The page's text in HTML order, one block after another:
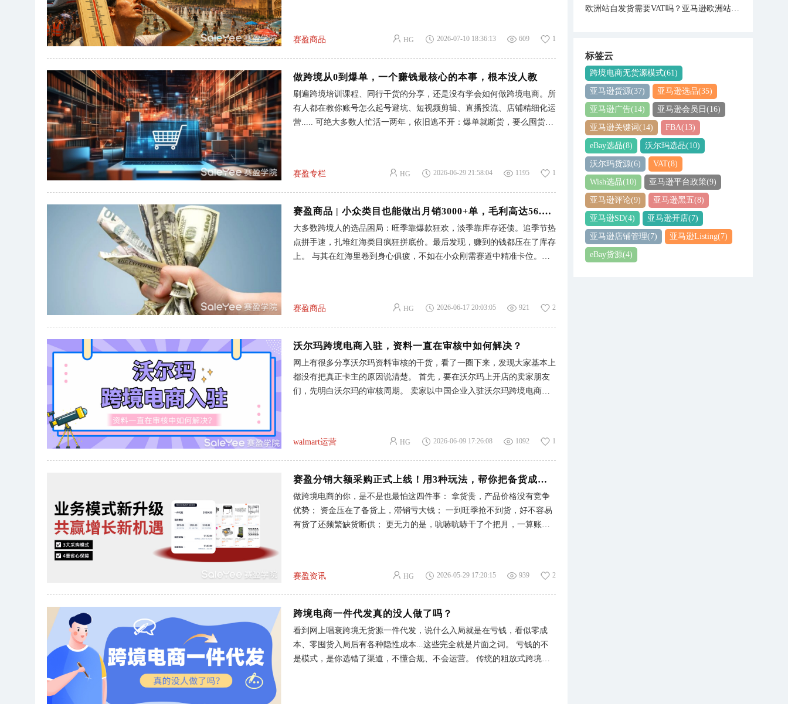
到海外仓完成后续的分
欧洲灾难级暴热，中国的避暑神器，直接救了他们的命。 中国的空调，
有人花7倍溢价买，有人甘愿驱车200公里去抢最后一台。 中国的制冰
机，6月份出口增长超过70%。 各种降温产品直接卖到断货，挂脖风扇、
遥遥领先，一周售出1.71万单。 说一句，赛盈同款货源现在已经大量补
货，卖家可以无忧上架。 庭院凉亭、遮阳帐篷、沙滩遮阳伞等夏季户外
场景的产品，在这场热穹顶效应下，需求全面爆发。 （数据来源：
赛盈商品 HG 2026-07-10 18:36:13 609 1
做跨境从0到爆单，一个赚钱最核心的本事，根本没人教
刷遍跨境培训课程、同行干货的分享，还是没有学会如何做跨境电商。所
有人都在教你账号怎么起号避坑、短视频剪辑、直播投流、店铺精细化运
营..... 可绝大多数人忙活一两年，依旧逃不开：爆单就断货，要么囤货就
部聚焦在运营和变现上。 01九成跨境卖家亏钱，败在凡事都想自己搞定
新手入局容易陷入一个思维误区，做跨境想要爆单就要从头到尾全权把
控。 自己跑工厂谈货源、盯生产品控、租海外仓备货、对接多家供应
则精准踩中了开店初期一个又一个坑： 1-囤货拿低价： 为了压低拿货
价，硬着头皮和供应商大批量下单，一旦市场风向转变，库存滞销，仓储
费、弃货费连本带利直接被吞掉。 2-产品容易违规： 不懂欧美当地产品
赛盈专栏 HG 2026-06-29 21:58:04 1195 1
赛盈商品 | 小众类目也能做出月销3000+单，毛利高达56.73%，小卖家的机会来了
大多数跨境人的选品困局：旺季靠爆款狂欢，淡季靠库存还债。追季节热
点拼手速，扎堆红海类目疯狂拼底价。最后发现，赚到的钱都压在了库存
上。 与其在红海里卷到身心俱疲，不如在小众刚需赛道中精准卡位。不
的固化思维，拆解一条可以长期深耕的常青赚钱赛道。 01不再赌季节，
从小众常青类起步 夏季追风扇，冬天卖暖手宝，一波热度后囤的库存全
滞销，但美容技师凳就不一样了。 据调查，海外有72%的美业从业者因
成为他们的续命神器。 而且技师凳覆盖了美业、美甲、医疗、宠物美
容、实验室等多元场景，还有线下实体店、个人工作室与家庭自用的多需
求加持，市场容量极其稳定。 我们调取了过去两年这款产品在亚马逊上
生命周期长
赛盈商品 HG 2026-06-17 20:03:05 921 2
沃尔玛跨境电商入驻，资料一直在审核中如何解决？
网上有很多分享沃尔玛资料审核的干货，看了一圈下来，发现大家基本上
都没有把真正卡主的原因说清楚。 首先，要在沃尔玛上开店的卖家朋友
们，先明白沃尔玛的审核周期。 卖家以中国企业入驻沃尔玛跨境电商
的：先自查主动催审加急渠道进行处理。 下面按照我的方法一步步完成
催审。 第一步：优先自查 90%的卖家卡主的根源就是邮件漏收或者资料
不合规。 第一，全渠道核查官方的邮件，这一步也是大家最容易忽视。
包括你的收件箱、垃圾箱、广告邮件、归档的文件夹都不要放过。而且，
还要重点识别邮件的标题，看到【Action Needed- Regarding your Walmart
Application】，就是要求你补充材料了。7天必须回复，超时直接搁置或
walmart运营 HG 2026-06-09 17:26:08 1092 1
赛盈分销大额采购正式上线！用3种玩法，帮你把备货成本打下来
做跨境电商的你，是不是也最怕这四件事： 拿货贵，产品价格没有竞争
优势； 资金压在了备货上，滞销亏大钱； 一到旺季抢不到货，好不容易
有货了还频繁缺货断供； 更无力的是，吭哧吭哧干了个把月，一算账发
帮你稳货源、降成本、轻资金、控风险，把利润稳稳提上去，让生意做得
更长久。 （点击图片查看更多详情） - 圈货交易： 旺季跨境最亏的是，
不是卖不动，而是有单没货、好货被同行抢空、临时补货高价溢价。 针
前锁定海外仓现货，获得专属销售权。 别人缺货你不断货，别人高价拿
货你低价锁货，稳稳抢占旺季红利。 适合：想抢爆款、怕断货、怕库存
被抢的卖家 - 期货交易： 跨境市场原材料、汇率、货源价格随时波动，
赛盈资讯 HG 2026-05-29 17:20:15 939 2
跨境电商一件代发真的没人做了吗？
看到网上唱衰跨境无货源一件代发，说什么入局就是在亏钱，看似零成
本、零囤货入局后有各种隐性成本...这些完全就是片面之词。 亏钱的不
是模式，是你选错了渠道，不懂合规、不会运营。 传统的粗放式跨境无
欧洲站自发货需要VAT吗？亚马逊欧洲站VAT注册费用是多少？
标签云
跨境电商无货源模式(61)
亚马逊货源(37) 亚马逊选品(35)
亚马逊广告(14) 亚马逊会员日 (16)
亚马逊关键词 (14) FBA(13)
eBay选品(8) 沃尔玛选品(10)
沃尔玛货源(6) VAT(8)
Wish选品(10) 亚马逊平台政策(9)
亚马逊评论(9) 亚马逊黑五(8)
亚马逊SD(4) 亚马逊开店(7)
亚马逊店铺管理(7) 亚马逊Listing(7)
eBay货源(4)